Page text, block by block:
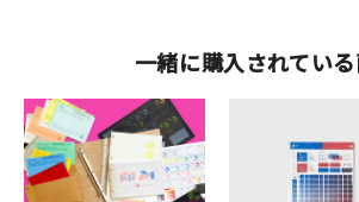
一緒に購入されてい